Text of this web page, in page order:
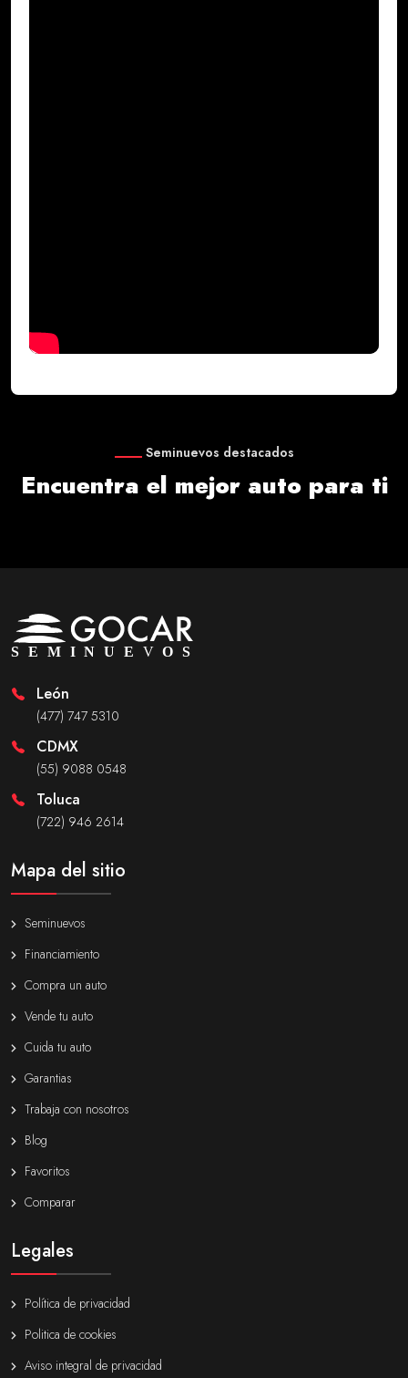
Seminuevos destacados
Encuentra el mejor auto para ti
León
(477) 747 5310
CDMX
(55) 9088 0548
Toluca
(722) 946 2614
Mapa del sitio
Seminuevos
Financiamiento
Compra un auto
Vende tu auto
Cuida tu auto
Garantias
Trabaja con nosotros
Blog
Favoritos
Comparar
Legales
Política de privacidad
Politica de cookies
Aviso integral de privacidad